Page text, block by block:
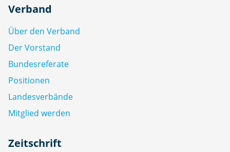
Verband
Über den Verband
Der Vorstand
Bundesreferate
Positionen
Landesverbände
Mitglied werden
Zeitschrift